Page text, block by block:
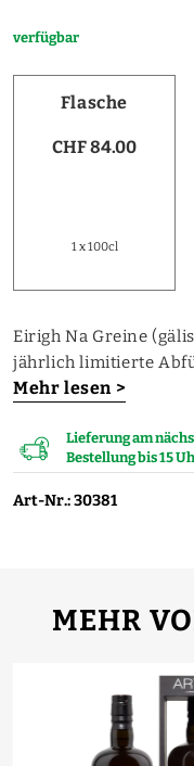
verfügbar
Flasche
CHF 84.00
1 x 100cl
Eirigh Na Greine
jährlich limitierte
Mehr lesen >
Lieferung am
Bestellung bis 15
Art-Nr.: 30381
MEHR